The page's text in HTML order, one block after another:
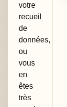
votre
recueil
de
données,
ou
vous
en
êtes
très